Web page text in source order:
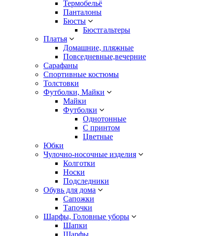
Термобельё
Панталоны
Бюсты
Бюстгальтеры
Платья
Домашние, пляжные
Повседневные,вечерние
Сарафаны
Спортивные костюмы
Толстовки
Футболки, Майки
Майки
Футболки
Однотонные
С принтом
Цветные
Юбки
Чулочно-носочные изделия
Колготки
Носки
Подследники
Обувь для дома
Сапожки
Тапочки
Шарфы, Головные уборы
Шапки
Шарфы